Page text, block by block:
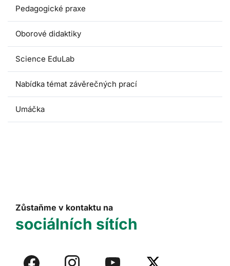
Pedagogické praxe
Oborové didaktiky
Science EduLab
Nabídka témat závěrečných prací
Umáčka
Zůstaňme v kontaktu na
sociálních sítích